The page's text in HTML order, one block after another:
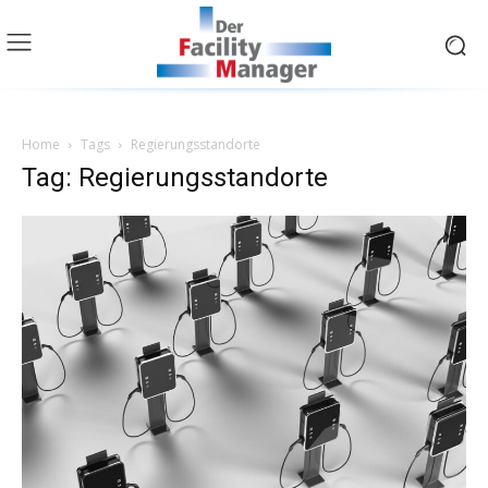
Home Tags Regierungsstandorte
Tag: Regierungsstandorte